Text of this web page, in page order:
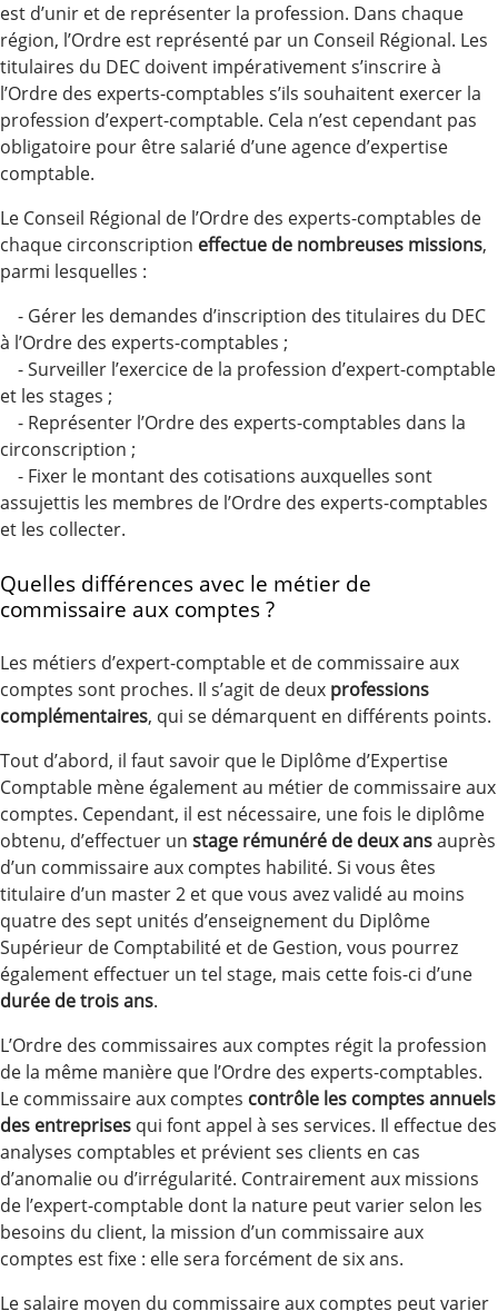
est d’unir et de représenter la profession. Dans chaque
région, l’Ordre est représenté par un Conseil Régional. Les
titulaires du DEC doivent impérativement s’inscrire à
l’Ordre des experts-comptables s’ils souhaitent exercer la
profession d’expert-comptable. Cela n’est cependant pas
obligatoire pour être salarié d’une agence d’expertise
comptable.
Le Conseil Régional de l’Ordre des experts-comptables de
chaque circonscription effectue de nombreuses missions,
parmi lesquelles :
- Gérer les demandes d’inscription des titulaires du DEC
à l’Ordre des experts-comptables ;
- Surveiller l’exercice de la profession d’expert-comptable
et les stages ;
- Représenter l’Ordre des experts-comptables dans la
circonscription ;
- Fixer le montant des cotisations auxquelles sont
assujettis les membres de l’Ordre des experts-comptables
et les collecter.
Quelles différences avec le métier de
commissaire aux comptes ?
Les métiers d’expert-comptable et de commissaire aux
comptes sont proches. Il s’agit de deux professions
complémentaires, qui se démarquent en différents points.
Tout d’abord, il faut savoir que le Diplôme d’Expertise
Comptable mène également au métier de commissaire aux
comptes. Cependant, il est nécessaire, une fois le diplôme
obtenu, d’effectuer un stage rémunéré de deux ansauprès
d’un commissaire aux comptes habilité. Si vous êtes
titulaire d’un master 2 et que vous avez validé au moins
quatre des sept unités d’enseignement du Diplôme
Supérieur de Comptabilité et de Gestion, vous pourrez
également effectuer un tel stage, mais cette fois-ci d’une
durée de trois ans.
L’Ordre des commissaires aux comptes régit la profession
de la même manière que l’Ordre des experts-comptables.
Le commissaire aux comptes contrôle les comptes annuels
des entreprises qui font appel à ses services. Il effectue des
analyses comptables et prévient ses clients en cas
d’anomalie ou d’irrégularité. Contrairement aux missions
de l’expert-comptable dont la nature peut varier selon les
besoins du client, la mission d’un commissaire aux
comptes est fixe : elle sera forcément de six ans.
Le salaire moyen du commissaire aux comptes peut varier